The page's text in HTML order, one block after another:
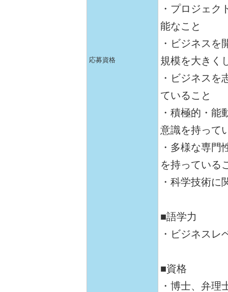
応募資格
・プロジェク
能なこと
・ビジネスを
規模を大きく
・ビジネスを
ていること
・積極的・能
意識を持って
・多様な専門
を持っている
・科学技術に
■語学力
・ビジネスレ
■資格
・博士、弁理